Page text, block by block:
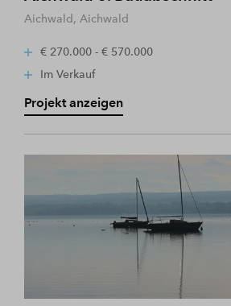
Aichwald, Aichwald
€ 270.000 - € 570.000
Im Verkauf
Projekt anzeigen